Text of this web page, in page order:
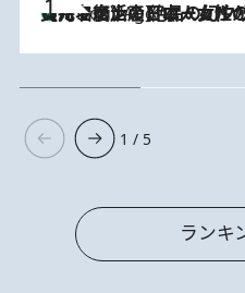
1 Hour Ago
【ハワイ土産】ローカルの絶大な支持で復活！ 絶品の幻クッキー《元ファンの日本人女性が受け継いだ名店》
1 / 5
ランキ